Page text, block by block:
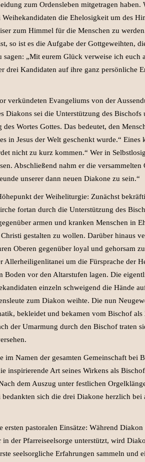
zum Ordensleben mitgetragen haben.
die Ehelosigkeit um des
zum Himmel für die Menschen zu
so ist es die Aufgabe der Gottgeweihten,
„Mit eurem Glück verweise ich euch
drei Kandidaten auf ihre ganz persönliche
verkündeten Evangeliums von der
Diakons sei die Unterstützung des Bischofs
Wortes Gottes. Das bedeutet, den
in Jesus der Welt geschenkt wurde.“
nicht zu kurz kommen.“ Wer in
Abschließend nahm er die versammelten
unserer dann neuen Diakone zu sein.“
der Weiheliturgie: Zunächst
fortan durch die Unterstützung des
armen und kranken Menschen in
gestalten zu wollen. Darüber hinaus
Oberen gegenüber loyal und gehorsam
Allerheiligenlitanei um die Fürsprache der
Boden vor den Altarstufen lagen. Die
einzeln schweigend die Hände
zum Diakon weihte. Die nun
bekleidet und bekamen vom Bischof als
der Umarmung durch den Bischof traten
im Namen der gesamten Gemeinschaft bei
inspirierende Art seines Wirkens als
dem Auszug unter festlichen
sich die drei Diakone herzlich bei
pastoralen Einsätze: Während
der Pfarreiseelsorge unterstützt, wird
seelsorgliche Erfahrungen sammeln und